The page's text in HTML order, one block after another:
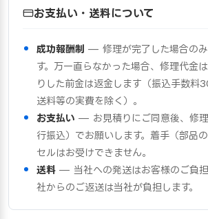
お支払い・送料について
成功報酬制 — 修理が完了した場合の
す。万一直らなかった場合、修理代金
りした前金は返金します（振込手数料
送料等の実費を除く）。
お支払い — お見積りにご同意後、修
行振込）でお願いします。着手（部品
セルはお受けできません。
送料 — 当社への発送はお客様のご負
社からのご返送は当社が負担します。